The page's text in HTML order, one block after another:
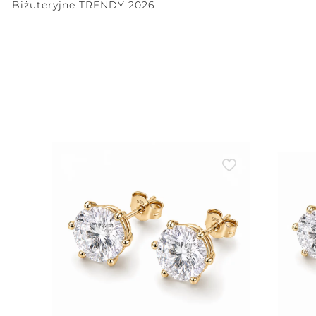
Biżuteryjne TRENDY 2026